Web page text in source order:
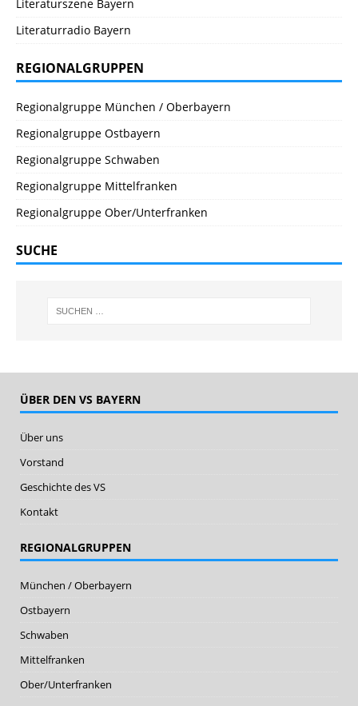
Literaturszene Bayern
Literaturradio Bayern
REGIONALGRUPPEN
Regionalgruppe München / Oberbayern
Regionalgruppe Ostbayern
Regionalgruppe Schwaben
Regionalgruppe Mittelfranken
Regionalgruppe Ober/Unterfranken
SUCHE
ÜBER DEN VS BAYERN
Über uns
Vorstand
Geschichte des VS
Kontakt
REGIONALGRUPPEN
München / Oberbayern
Ostbayern
Schwaben
Mittelfranken
Ober/Unterfranken